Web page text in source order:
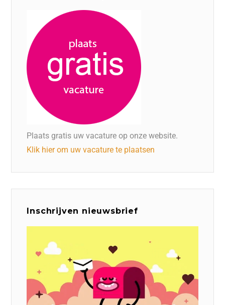
Plaats gratis uw vacature op onze website.
Klik hier om uw vacature te plaatsen
Inschrijven nieuwsbrief